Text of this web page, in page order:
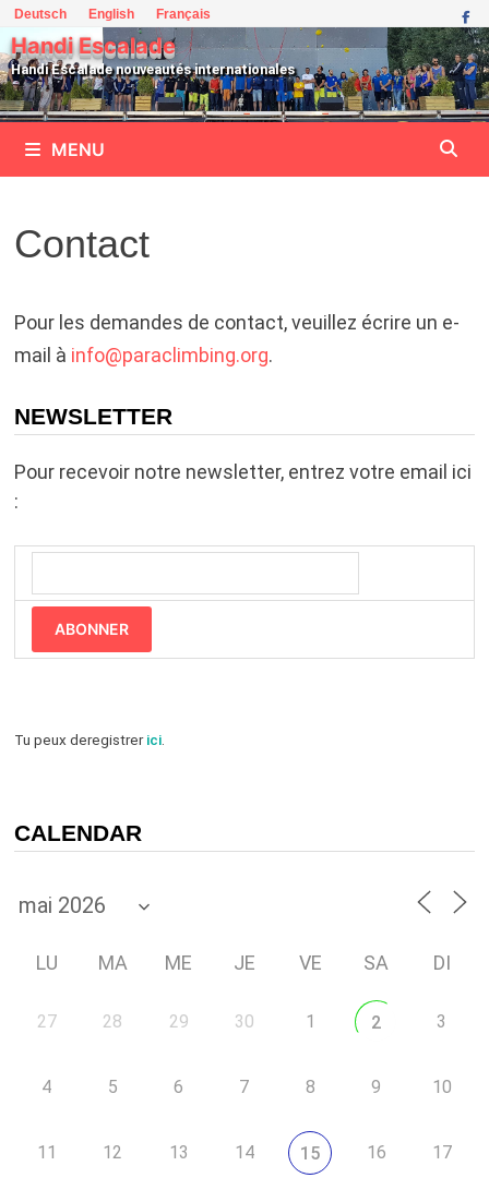
Passer
au
contenu
Deutsch English Français
Handi Escalade
Handi Escalade nouveautés internationales
MENU
Contact
Pour les demandes de contact, veuillez écrire un e-
mail à info@paraclimbing.org.
NEWSLETTER
Pour recevoir notre newsletter, entrez votre email ici
:
ABONNER
Tu peux deregistrerici.
CALENDAR
LU MA ME JE VE SA DI
27 28 29 30 1 2 3
4 5 6 7 8 9 10
11 12 13 14 15 16 17